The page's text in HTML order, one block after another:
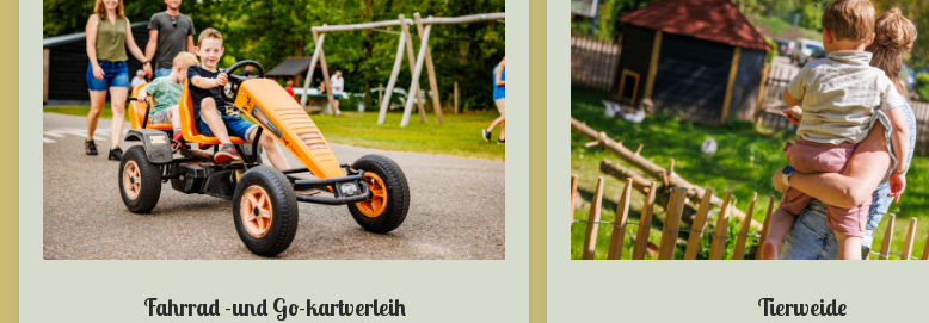
Fahrrad -und Go-kartverleih Tierweide